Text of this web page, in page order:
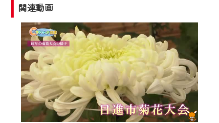
関連動画
2024年9月24日からはご加入者様へのサー
ビス向上のため、
『CCNet Web TV』を利用いただくには、
一部コンテンツを除き、
CCNetサービスへの加入と『CCNetマイ
ページ※』へのログインが必要となりま
す。
何卒、ご理解ご了承の程よろしくお願い
いたします。